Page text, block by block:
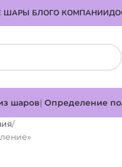
ШАРЫ БЛОГО КОМПАНИИ
шаров| Определение